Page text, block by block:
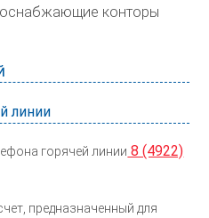
конторы
линии
горячей линии 8 (4922)
предназначенный для